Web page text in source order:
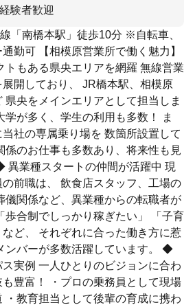
験者歓迎
「南橋本駅」徒歩10分 ※自転車、
勤可 【相模原営業所で働く魅力】
もある県央エリアを網羅 無線営業
展開しており、 JR橋本駅、相模原
県央をメインエリアとして担当しま
学が多く、学生の利用も多数！ ま
社の専属乗り場を 数箇所設置して
係のお仕事も多数あり、将来性も見
異業種スタートの仲間が活躍中 現
前職は、 飲食店スタッフ、工場の
儀関係など、異業種からの転職者が
歩合制でしっかり稼ぎたい」 「子育
ど、 それぞれに合った働き方に惹
ンバーが多数活躍しています。 ◆
実例 一人ひとりのビジョンに合わ
豊富！ ・プロの乗務員として現場
・教育担当として後輩の育成に携わ